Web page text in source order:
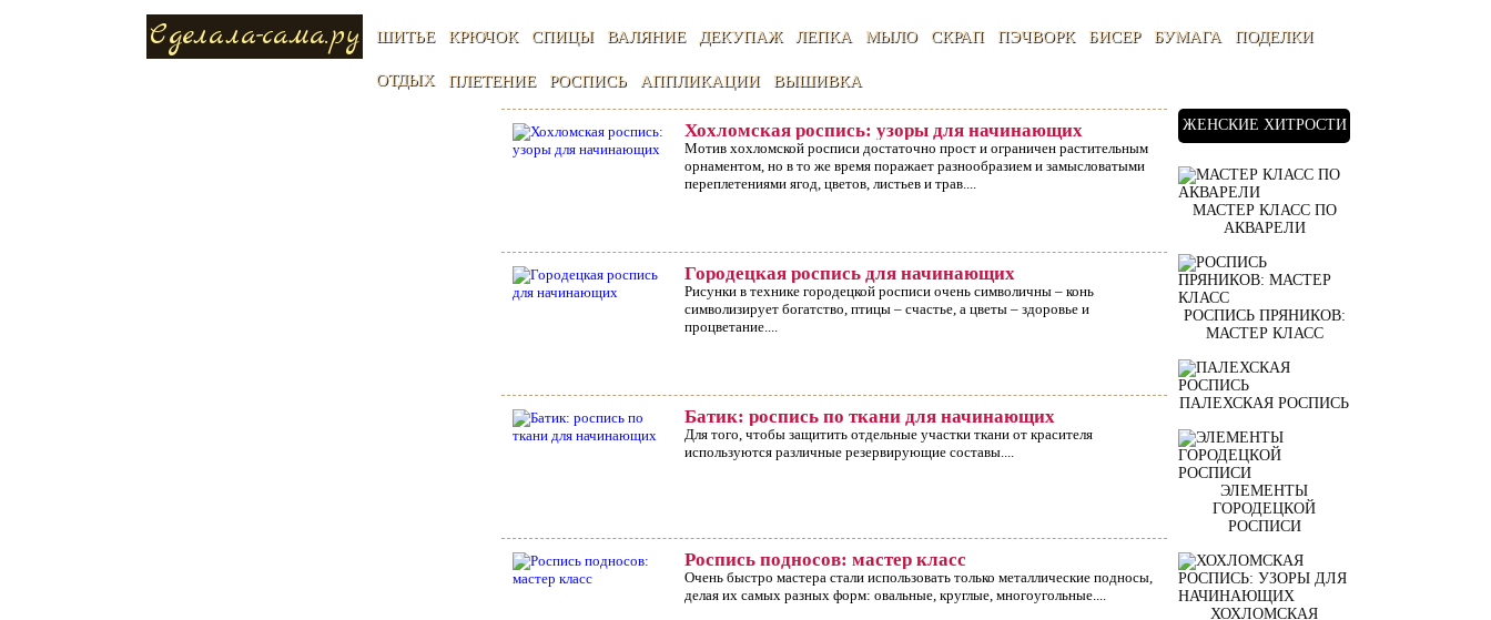
Сделала-сама.ру ШИТЬЕ КРЮЧОК СПИЦЫ ВАЛЯНИЕ ДЕКУПАЖ ЛЕПКА МЫЛО СКРАП ПЭЧВОРК БИСЕР БУМАГА ПОДЕЛКИ
ОТДЫХ ПЛЕТЕНИЕ РОСПИСЬ АППЛИКАЦИИ ВЫШИВКА
ЖЕНСКИЕ ХИТРОСТИ
МАСТЕР КЛАСС ПО
АКВАРЕЛИ
РОСПИСЬ ПРЯНИКОВ:
МАСТЕР КЛАСС
ПАЛЕХСКАЯ РОСПИСЬ
ЭЛЕМЕНТЫ
ГОРОДЕЦКОЙ
РОСПИСИ
ХОХЛОМСКАЯ
Хохломская роспись: узоры для начинающих
Мотив хохломской росписи достаточно прост и ограничен растительным
орнаментом, но в то же время поражает разнообразием и замысловатыми
переплетениями ягод, цветов, листьев и трав....
Городецкая роспись для начинающих
Рисунки в технике городецкой росписи очень символичны – конь
символизирует богатство, птицы – счастье, а цветы – здоровье и
процветание....
Батик: роспись по ткани для начинающих
Для того, чтобы защитить отдельные участки ткани от красителя
используются различные резервирующие составы....
Роспись подносов: мастер класс
Очень быстро мастера стали использовать только металлические подносы,
делая их самых разных форм: овальные, круглые, многоугольные....